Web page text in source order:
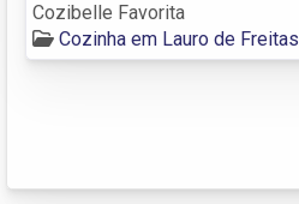
Cozibelle Favorita
Cozinha em Lauro de Freitas